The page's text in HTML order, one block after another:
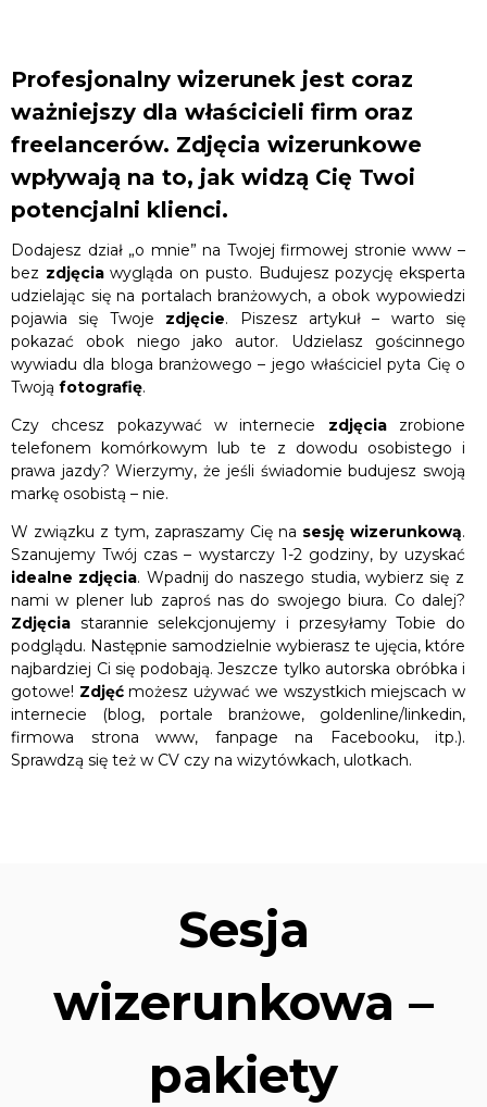
Profesjonalny wizerunek jest coraz
ważniejszy dla właścicieli firm oraz
freelancerów. Zdjęcia wizerunkowe
wpływają na to, jak widzą Cię Twoi
potencjalni klienci.
Dodajesz dział „o mnie” na Twojej firmowej stronie www –
bez zdjęciawygląda on pusto. Budujesz pozycję eksperta
udzielając się na portalach branżowych, a obok wypowiedzi
pojawia się Twoje zdjęcie. Piszesz artykuł – warto się
pokazać obok niego jako autor. Udzielasz gościnnego
wywiadu dla bloga branżowego – jego właściciel pyta Cię o
Twoją fotografię.
Czy chcesz pokazywać w internecie zdjęciazrobione
telefonem komórkowym lub te z dowodu osobistego i
prawa jazdy? Wierzymy, że jeśli świadomie budujesz swoją
markę osobistą – nie.
W związku z tym, zapraszamy Cię na sesję wizerunkową.
Szanujemy Twój czas – wystarczy 1-2 godziny, by uzyskać
idealne zdjęcia. Wpadnij do naszego studia, wybierz się z
nami w plener lub zaproś nas do swojego biura. Co dalej?
Zdjęcia starannie selekcjonujemy i przesyłamy Tobie do
podglądu. Następnie samodzielnie wybierasz te ujęcia, które
najbardziej Ci się podobają. Jeszcze tylko autorska obróbka i
gotowe! Zdjęćmożesz używać we wszystkich miejscach w
internecie (blog, portale branżowe, goldenline/linkedin,
firmowa strona www, fanpage na Facebooku, itp.).
Sprawdzą się też w CV czy na wizytówkach, ulotkach.
Sesja
wizerunkowa –
pakiety